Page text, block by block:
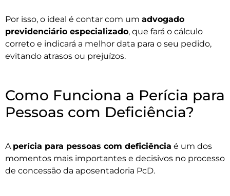
Por isso, o ideal é contar com um advogado
previdenciário especializado, que fará o cálculo
correto e indicará a melhor data para o seu pedido,
evitando atrasos ou prejuízos.
Como Funciona a Perícia para
Pessoas com Deficiência?
A perícia para pessoas com deficiência é um dos
momentos mais importantes e decisivos no processo
de concessão da aposentadoria PcD.